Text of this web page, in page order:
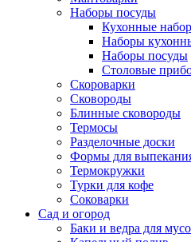
Наборы посуды
Кухонные
Наборы
Наборы посуды
Столовые
Скороварки
Сковороды
Блинные сковороды
Термосы
Разделочные доски
Формы для
Термокружки
Турки для кофе
Соковарки
Сад и огород
Баки и ведра для